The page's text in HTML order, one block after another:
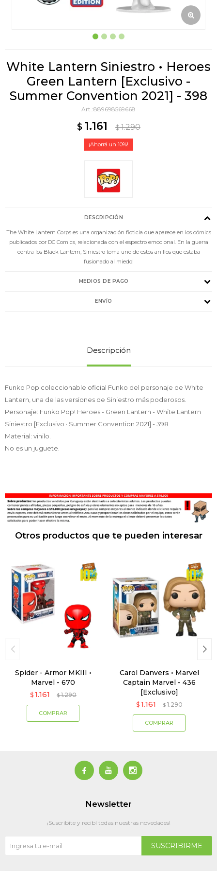
White Lantern Siniestro • Heroes
Green Lantern [Exclusivo -
Summer Convention 2021] - 398
889698569668
$ 1.161 $ 1.290
10
DESCRIPCIÓN
The White Lantern Corps es una organización ficticia que aparece en los cómics
publicados por DC Comics, relacionada con el espectro emocional. En la guerra
contra los Black Lantern, Siniestro toma uno de estos anillos que estaba
fusionado al miedo!
MEDIOS DE PAGO
ENVÍO
Descripción
Funko Pop coleccionable oficial Funko del personaje de White
Lantern, una de las versiones de Siniestro más poderosos.
Personaje: Funko Pop! Heroes - Green Lantern - White Lantern
Siniestro [Exclusivo · Summer Convention 2021] - 398
Material: vinilo.
No es un juguete.
Otros productos que te pueden interesar
Spider - Armor MKIII •
Marvel - 670
$ 1.161 $ 1.290
Carol Danvers • Marvel
Captain Marvel - 436
[Exclusivo]
$ 1.161 $ 1.290
  
Newsletter
¡Suscribite y recibí todas nuestras novedades!
SUSCRIBIRME